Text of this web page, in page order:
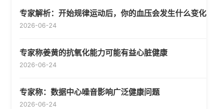
专家解析：开始规律运动后，你的血压会发生什么变化
2026-06-24
专家称姜黄的抗氧化能力可能有益心脏健康
2026-06-24
专家称：数据中心噪音影响广泛健康问题
2026-06-24